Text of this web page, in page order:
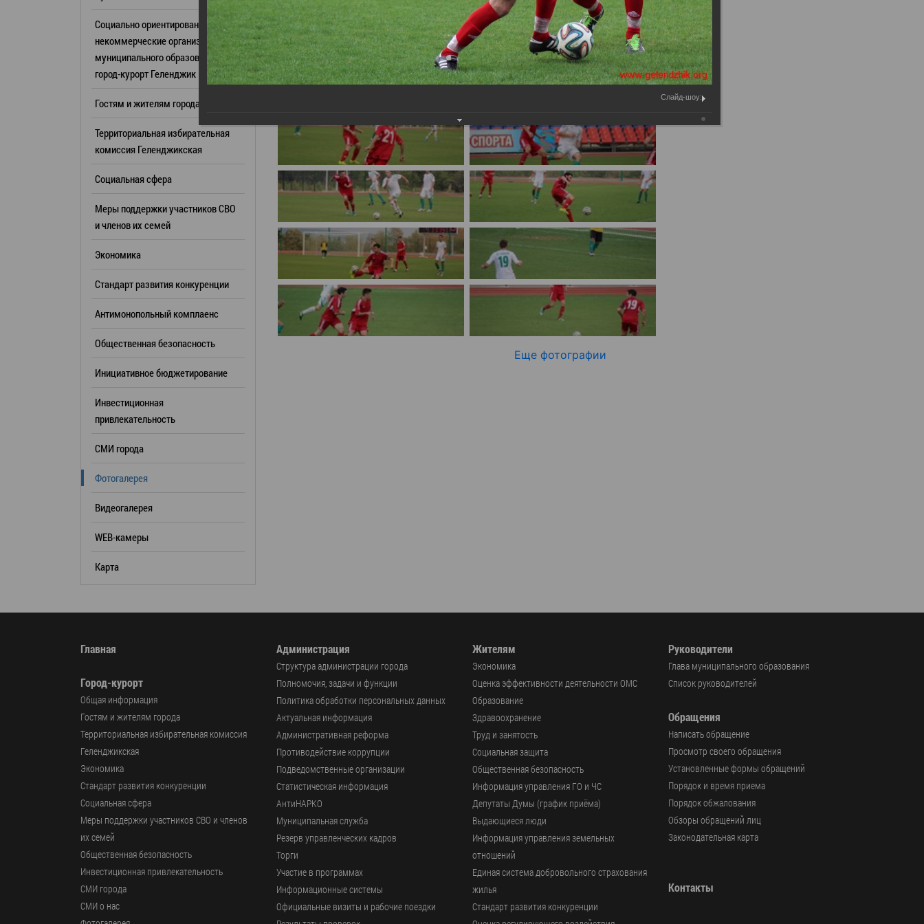
Антимонопольный комплаенс
Общественная безопасность
Инициативное бюджетирование
Инвестиционная
РУКОВОДИТЕЛИ
Список руководителей
Резерв управленческих кадров
Торги
Сведения о нестационарных
объектах (НТО), QR-коды
Участие в программах
Проектная деятельность
Информационные системы
Официальные визиты и рабочие
поездки
Результаты проверок
Профсоюзные организации
имуществе и обязательствах
имущественного характера
План работы и график сессий
ОБРАЩЕНИЯ
Просмотр своего обращения
Установленные формы
обращений
Порядок и время приема
Порядок обжалования
Обзоры обращений лиц
Законодательная карта
Порядок оказания бесплатной
юридической помощи
Муниципально-частное
партнёрство
Региональный государственный
контроль
правообладателей ранее
Социально ориентированные
некоммерческие организации
муниципального образования
город-курорт Геленджик
Гостям и жителям города
Территориальная избирательная
комиссия Геленджикcкая
Социальная сфера
Меры поддержки участников СВО
и членов их семей
Экономика
Стандарт развития конкуренции
Антимонопольный комплаенс
Общественная безопасность
Инициативное бюджетирование
Инвестиционная
привлекательность
СМИ города
Фотогалерея
Видеогалерея
WEB-камеры
Карта
Еще фотографии
Главная
Город-курорт
Общая информация
Гостям и жителям города
Территориальная избирательная комиссия
Геленджикcкая
Экономика
Стандарт развития конкуренции
Социальная сфера
Меры поддержки участников СВО и членов
их семей
Общественная безопасность
Инвестиционная привлекательность
СМИ города
СМИ о нас
Администрация
Структура администрации города
Полномочия, задачи и функции
Политика обработки персональных данных
Актуальная информация
Административная реформа
Противодействие коррупции
Подведомственные организации
Статистическая информация
АнтиНАРКО
Муниципальная служба
Резерв управленческих кадров
Торги
Участие в программах
Информационные системы
Официальные визиты и рабочие поездки
Жителям
Экономика
Оценка эффективности деятельности ОМС
Образование
Здравоохранение
Труд и занятость
Социальная защита
Общественная безопасность
Информация управления ГО и ЧС
Депутаты Думы (график приёма)
Выдающиеся люди
Информация управления земельных
отношений
Единая система добровольного страхования
жилья
Стандарт развития конкуренции
Руководители
Глава муниципального образования
Список руководителей
Обращения
Написать обращение
Просмотр своего обращения
Установленные формы обращений
Порядок и время приема
Порядок обжалования
Обзоры обращений лиц
Законодательная карта
Контакты
Слайд-шоу: